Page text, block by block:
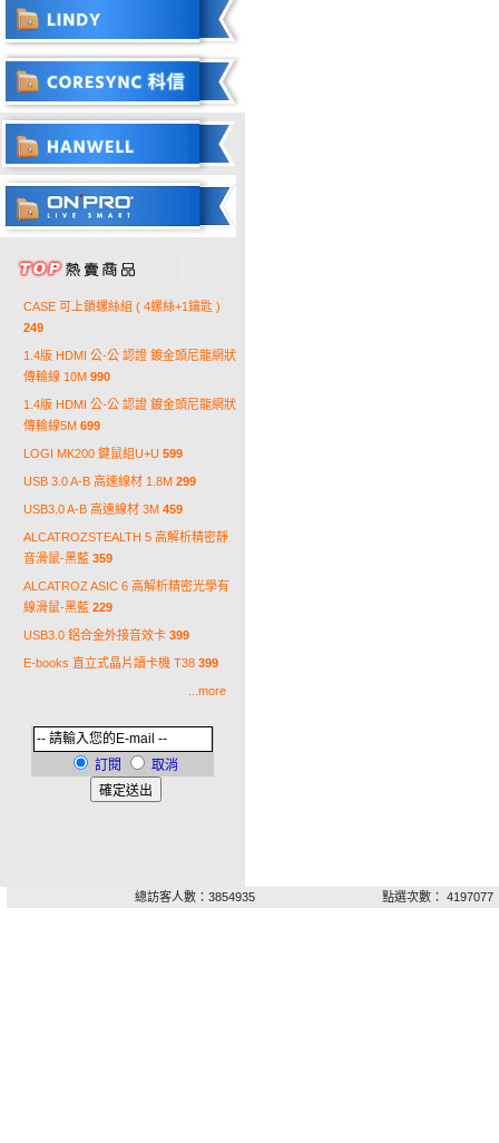
CASE 可上鎖螺絲組 ( 4螺絲+1鑰匙 )
249
1.4版 HDMI 公-公 認證 鍍金頭尼龍網狀
傳輸線 10M 990
1.4版 HDMI 公-公 認證 鍍金頭尼龍網狀
傳輸線5M 699
LOGI MK200 鍵鼠組U+U 599
USB 3.0 A-B 高速線材 1.8M 299
USB3.0 A-B 高速線材 3M 459
ALCATROZSTEALTH 5 高解析精密靜
音滑鼠-黑藍 359
ALCATROZ ASIC 6 高解析精密光學有
線滑鼠-黑藍 229
USB3.0 鋁合金外接音效卡 399
E-books 直立式晶片讀卡機 T38 399
...more
訂閱 取消
總訪客人數：3854935 點選次數： 4197077